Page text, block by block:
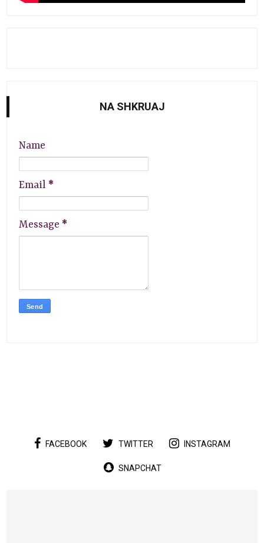
NA SHKRUAJ
Name
Email *
Message *
FACEBOOK TWITTER INSTAGRAM
SNAPCHAT